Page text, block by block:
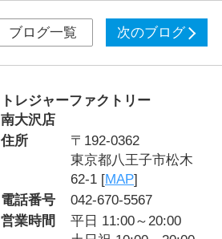
ブログ一覧 次のブログ
トレジャーファクトリー
南大沢店
住所
〒192-0362
東京都八王子市松木
62-1 [MAP]
電話番号
042-670-5567
営業時間
平日 11:00～20:00